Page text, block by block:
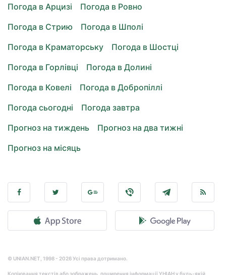
Погода в Арцизі
Погода в Ровно
Погода в Стрию
Погода в Шполі
Погода в Краматорську
Погода в Шостці
Погода в Горлівці
Погода в Долині
Погода в Ковелі
Погода в Добропіллі
Погода сьогодні
Погода завтра
Прогноз на тиждень
Прогноз на два тижні
Прогноз на місяць
© UNIAN.NET, 1998 - 2026 Усі права дотримано.
Копіювання текстів або зображень, поширення інформації УНІАН у будь-якій